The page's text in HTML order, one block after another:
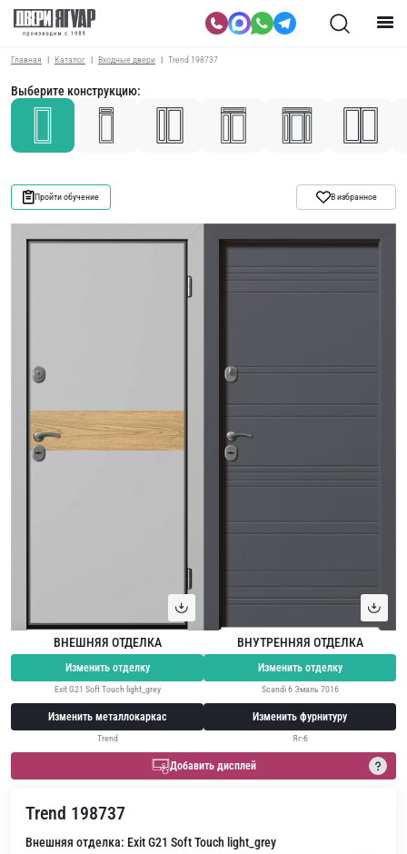
Главная Каталог Входные двери Trend 198737
Выберите конструкцию:
Пройти обучение В избранное
ВНЕШНЯЯ ОТДЕЛКА
Изменить отделку
Exit G21 Soft Touch light_grey
Изменить металлокаркас
Trend
ВНУТРЕННЯЯ ОТДЕЛКА
Изменить отделку
Scandi 6 Эмаль 7016
Изменить фурнитуру
Яг-6
Добавить дисплей
Trend 198737
Внешняя отделка: Exit G21 Soft Touch light_grey